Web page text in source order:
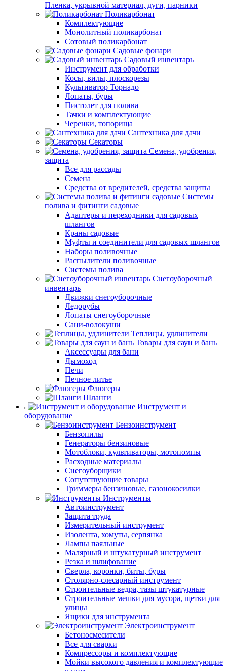
Пленка, укрывной материал, дуги, парники
Поликарбонат
Комплектующие
Монолитный поликарбонат
Сотовый поликарбонат
Садовые фонари
Садовый инвентарь
Инструмент для обработки
Косы, вилы, плоскорезы
Культиватор Торнадо
Лопаты, буры
Пистолет для полива
Тачки и комплектующие
Черенки, топорища
Сантехника для дачи
Секаторы
Семена, удобрения,
защита
Все для рассады
Семена
Средства от вредителей, средства защиты
Системы
полива и фитинги садовые
Адаптеры и переходники для садовых
шлангов
Краны садовые
Муфты и соединители для садовых шлангов
Наборы поливочные
Распылители поливочные
Системы полива
Снегоуборочный
инвентарь
Движки снегоуборочные
Ледорубы
Лопаты снегоуборочные
Сани-волокуши
Теплицы, удлинители
Товары для саун и бань
Аксессуары для бани
Дымоход
Печи
Печное литье
Флюгеры
Шланги
Инструмент и
оборудование
Бензоинструмент
Бензопилы
Генераторы бензиновые
Мотоблоки, культиваторы, мотопомпы
Расходные материалы
Снегоуборщики
Сопутствующие товары
Триммеры бензиновые, газонокосилки
Инструменты
Автоинструмент
Защита труда
Измерительный инструмент
Изолента, хомуты, серпянка
Лампы паяльные
Малярный и штукатурный инструмент
Резка и шлифование
Сверла, коронки, биты, буры
Столярно-слесарный инструмент
Строительные ведра, тазы штукатурные
Строительные мешки для мусора, щетки для
улицы
Ящики для инструмента
Электроинструмент
Бетоносмесители
Все для сварки
Компрессоры и комплектующие
Мойки высокого давления и комплектующие